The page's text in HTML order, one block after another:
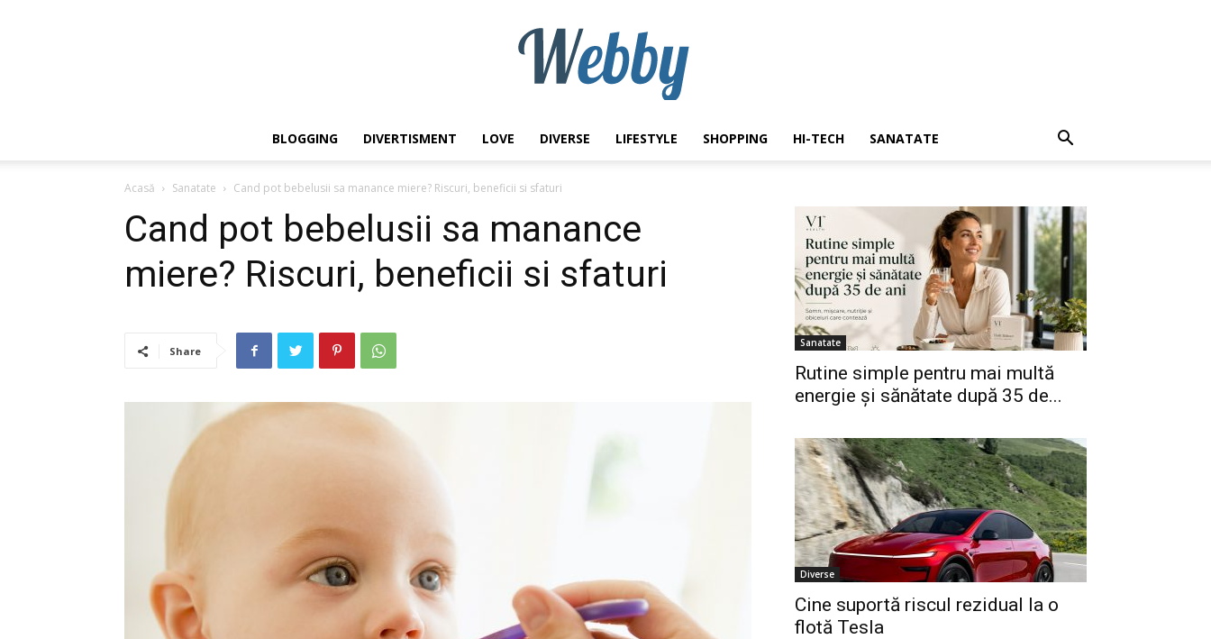
BLOGGING DIVERTISMENT LOVE DIVERSE LIFESTYLE SHOPPING HI-TECH SANATATE
Acasă Sanatate Cand pot bebelusii sa manance miere? Riscuri, beneficii si sfaturi
Cand pot bebelusii sa manance
miere? Riscuri, beneficii si sfaturi
Share
Sanatate
Rutine simple pentru mai multă
energie și sănătate după 35 de...
Diverse
Cine suportă riscul rezidual la o
flotă Tesla